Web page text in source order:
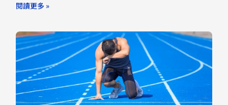
閱讀更多 »